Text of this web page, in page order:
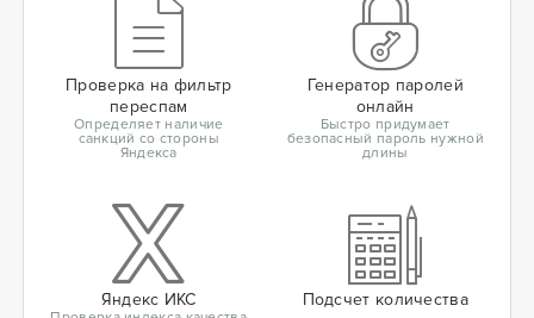
Проверка на фильтр
переспам
Определяет наличие
санкций со стороны
Яндекса
Генератор паролей
онлайн
Быстро придумает
безопасный пароль нужной
длины
Яндекс ИКС
Подсчет количества